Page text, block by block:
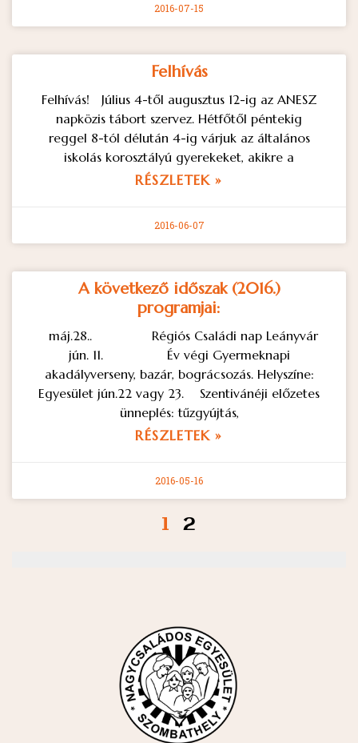
2016-07-15
Felhívás
Felhívás! Július 4-től augusztus 12-ig az ANESZ
napközis tábort szervez. Hétfőtől péntekig
reggel 8-tól délután 4-ig várjuk az általános
iskolás korosztályú gyerekeket, akikre a
RÉSZLETEK »
2016-06-07
A következő időszak (2016.)
programjai:
máj.28.. Régiós Családi nap Leányvár
jún. 11. Év végi Gyermeknapi
akadályverseny, bazár, bográcsozás. Helyszíne:
Egyesület jún.22 vagy 23. Szentivánéji előzetes
ünneplés: tűzgyújtás,
RÉSZLETEK »
2016-05-16
1 2